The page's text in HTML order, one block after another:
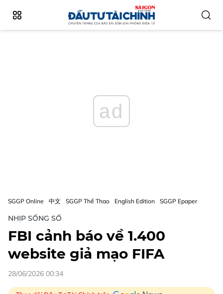
ad
SGGP Online 中文 SGGP Thể Thao English Edition SGGP Epaper
NHỊP SỐNG SỐ
FBI cảnh báo về 1.400
website giả mạo FIFA
28/06/2026 00:34